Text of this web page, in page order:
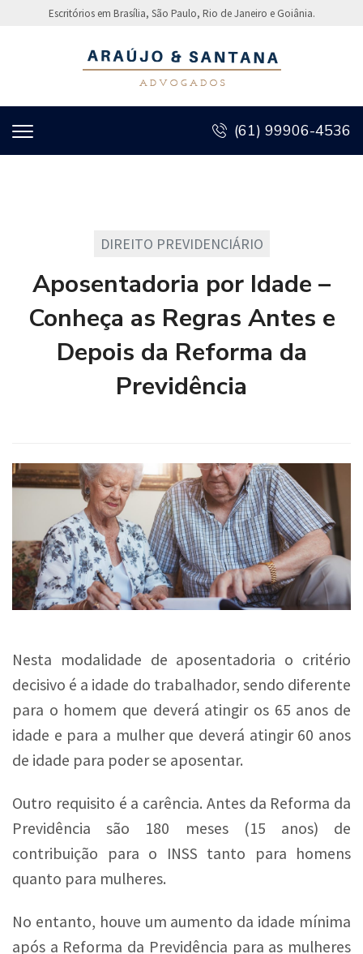
Escritórios em Brasília, São Paulo, Rio de Janeiro e Goiânia.
(61) 99906-4536
DIREITO PREVIDENCIÁRIO
Aposentadoria por Idade –
Conheça as Regras Antes e
Depois da Reforma da
Previdência
Nesta modalidade de aposentadoria o critério
decisivo é a idade do trabalhador, sendo diferente
para o homem que deverá atingir os 65 anos de
idade e para a mulher que deverá atingir 60 anos
de idade para poder se aposentar.
Outro requisito é a carência. Antes da Reforma da
Previdência são 180 meses (15 anos) de
contribuição para o INSS tanto para homens
quanto para mulheres.
No entanto, houve um aumento da idade mínima
após a Reforma da Previdência para as mulheres